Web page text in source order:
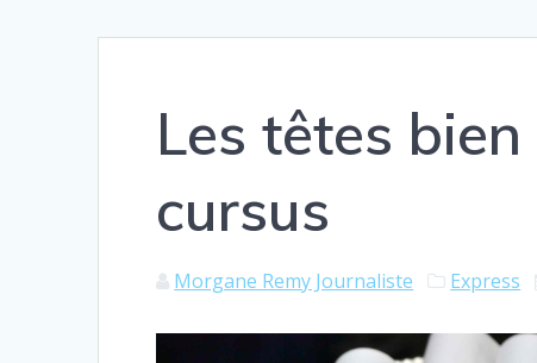
Les têtes
cursus
Morgane Remy Journaliste Express